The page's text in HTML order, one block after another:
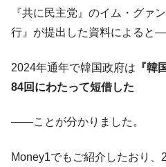
た。『起亜』は9台だけ
『Money1』
韓国「信用赦免
落！
『Money1』
韓国K9専用砲弾
『Money1』
韓国「2026年07
『Money1』
韓国･李在明「
『共に民主党』のイム・グァ
行』が提出した資料によると
2024年通年で韓国政府は 『韓
84回にわたって短借した
――ことが分かりました。
Money1でもご紹介したおり、